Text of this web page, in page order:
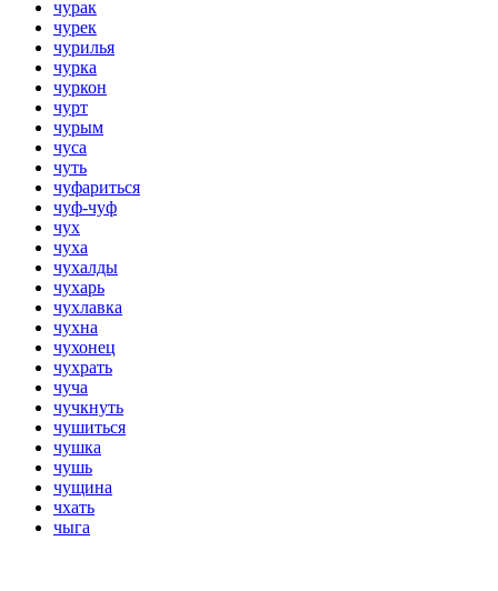
чурак
чурек
чурилья
чурка
чуркон
чурт
чурым
чуса
чуть
чуфариться
чуф-чуф
чух
чуха
чухалды
чухарь
чухлавка
чухна
чухонец
чухрать
чуча
чучкнуть
чушиться
чушка
чушь
чущина
чхать
чыга